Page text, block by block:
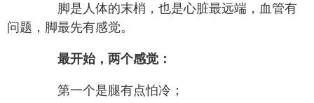
脚是人体的末梢，也是心脏最远端，血管有
问题，脚最先有感觉。
最开始，两个感觉：
第一个是腿有点怕冷；